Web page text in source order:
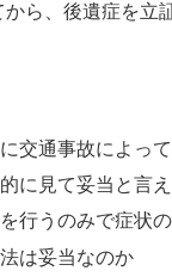
ら、後遺症を立
交通事故によっ
に見て妥当と言
行うのみで症状
は妥当なのか